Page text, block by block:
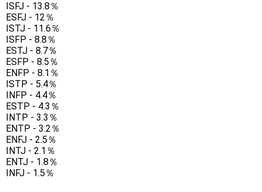
ISFJ - 13.8％
ESFJ - 12％
ISTJ - 11.6％
ISFP - 8.8％
ESTJ - 8.7％
ESFP - 8.5％
ENFP - 8.1％
ISTP - 5.4％
INFP - 4.4％
ESTP - 4.3％
INTP - 3.3％
ENTP - 3.2％
ENFJ - 2.5％
INTJ - 2.1％
ENTJ - 1.8％
INFJ - 1.5％